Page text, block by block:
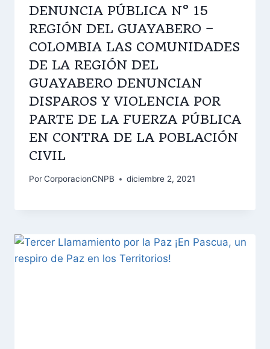
DENUNCIA PÚBLICA N° 15
REGIÓN DEL GUAYABERO –
COLOMBIA LAS COMUNIDADES
DE LA REGIÓN DEL
GUAYABERO DENUNCIAN
DISPAROS Y VIOLENCIA POR
PARTE DE LA FUERZA PÚBLICA
EN CONTRA DE LA POBLACIÓN
CIVIL
PorCorporacionCNPB diciembre 2, 2021